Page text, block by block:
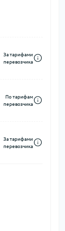
За тарифами
перевозчика
По тарифам
перевозчика
За тарифами
перевозчика